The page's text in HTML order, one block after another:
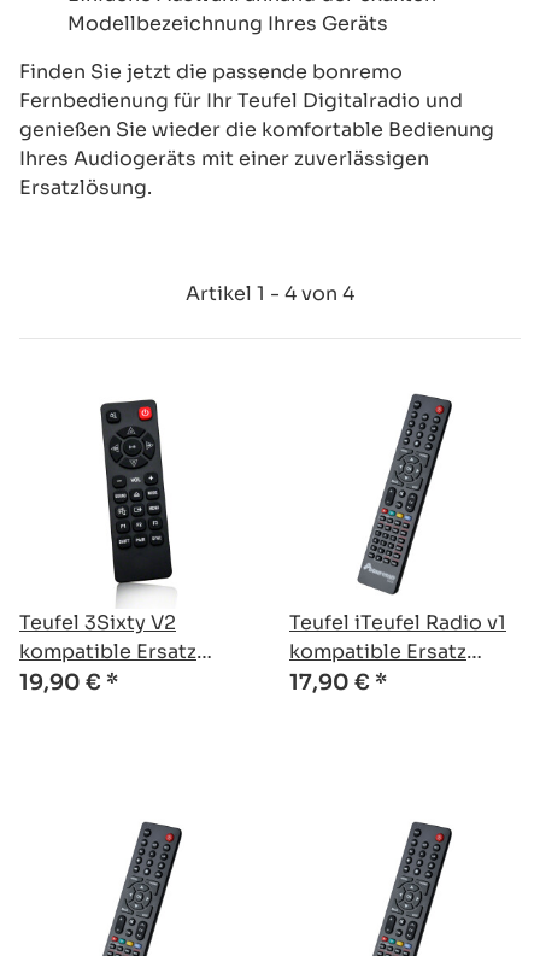
Modellbezeichnung Ihres Geräts
Finden Sie jetzt die passende bonremo
Fernbedienung für Ihr Teufel Digitalradio und
genießen Sie wieder die komfortable Bedienung
Ihres Audiogeräts mit einer zuverlässigen
Ersatzlösung.
Artikel 1 - 4 von 4
Teufel 3Sixty V2
kompatible Ersatz
Fernbedienung
19,90 € *
Teufel iTeufel Radio v1
kompatible Ersatz
Fernbedienung
17,90 € *